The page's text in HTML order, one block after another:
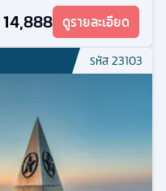
14,888 ดูรายละเอียด
รหัส23103